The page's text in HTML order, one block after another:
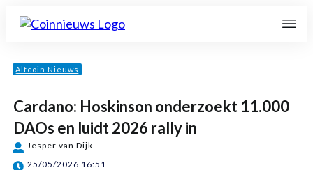
Altcoin Nieuws
Cardano: Hoskinson onderzoekt 11.000
DAOs en luidt 2026 rally in
Jesper van Dijk
25/05/2026 16:51